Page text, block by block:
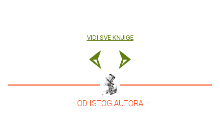
VIDI SVE KNJIGE
– OD ISTOG AUTORA –